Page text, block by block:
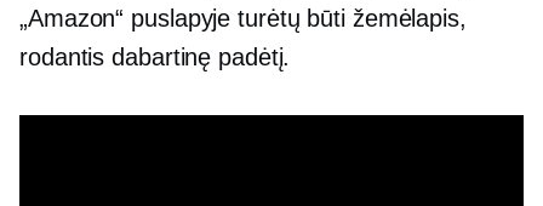
„Amazon“ puslapyje turėtų būti žemėlapis,
rodantis dabartinę padėtį.